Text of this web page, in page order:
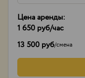
Цена аренды:
1 650 руб/час
13 500 руб/смена